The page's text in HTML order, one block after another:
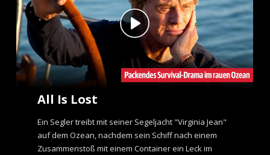
All Is Lost
Ein Segler treibt mit seiner Segeljacht "Virginia Jean"
auf dem Ozean, nachdem sein Schiff nach einem
Zusammenstoß mit einem Container ein Leck im